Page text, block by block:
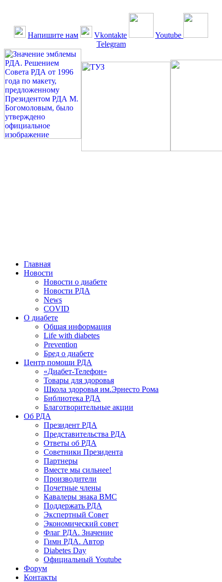
Напишите нам Vkontakte
Youtube
Telegram
Главная
Новости
Новости о диабете
Новости РДА
News
COVID
О диабете
Общая информация
Life with diabetes
Prevention
Бред о диабете
Центр помощи РДА
«Диабет-Телефон»
Товары для здоровья
Школа здоровья им.Эрнесто Рома
Библиотека РДА
Благотворительные акции
Об РДА
Президент РДА
Представительства РДА
Ответы об РДА
Советники Президента
Партнеры
Вместе мы сильнее!
Производители
Почетные члены
Кавалеры знака ВМС
Поддержать РДА
Экспертный Совет
Экономический совет
Флаг РДА. Значение
Гимн РДА. Автор
Diabetes Day
Официальный Youtube
Форум
Контакты